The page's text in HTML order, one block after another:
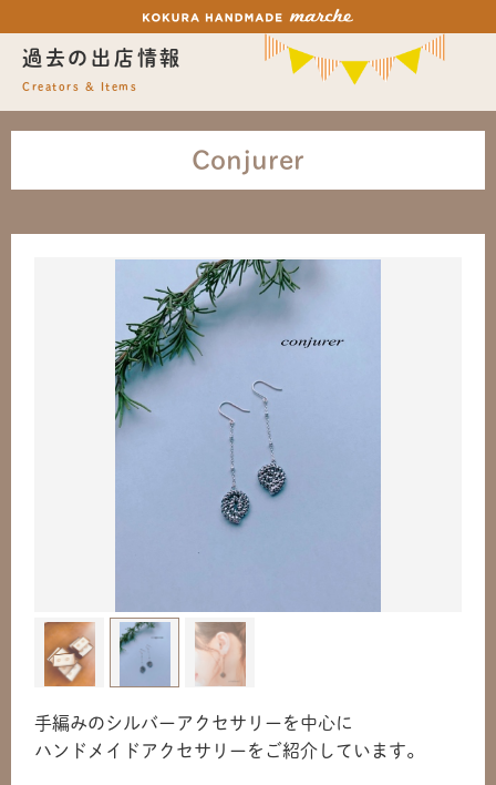
過去の出店情報
Creators & Items
Conjurer
手編みのシルバーアクセサリーを中心に
ハンドメイドアクセサリーをご紹介しています。